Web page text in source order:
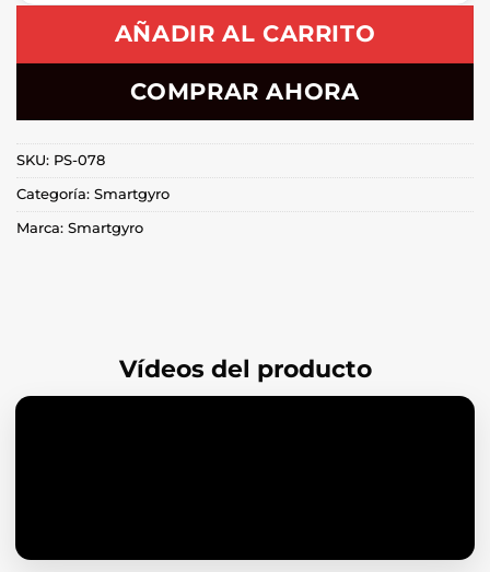
AÑADIR AL CARRITO
COMPRAR AHORA
SKU: PS-078
Categoría: Smartgyro
Marca: Smartgyro
Vídeos del producto